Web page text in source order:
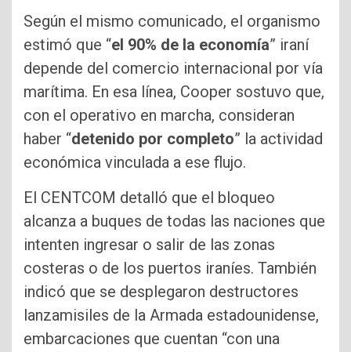
Según el mismo comunicado, el organismo
estimó que “el 90% de la economía” iraní
depende del comercio internacional por vía
marítima. En esa línea, Cooper sostuvo que,
con el operativo en marcha, consideran
haber “detenido por completo” la actividad
económica vinculada a ese flujo.
El CENTCOM detalló que el bloqueo
alcanza a buques de todas las naciones que
intenten ingresar o salir de las zonas
costeras o de los puertos iraníes. También
indicó que se desplegaron destructores
lanzamisiles de la Armada estadounidense,
embarcaciones que cuentan “con una